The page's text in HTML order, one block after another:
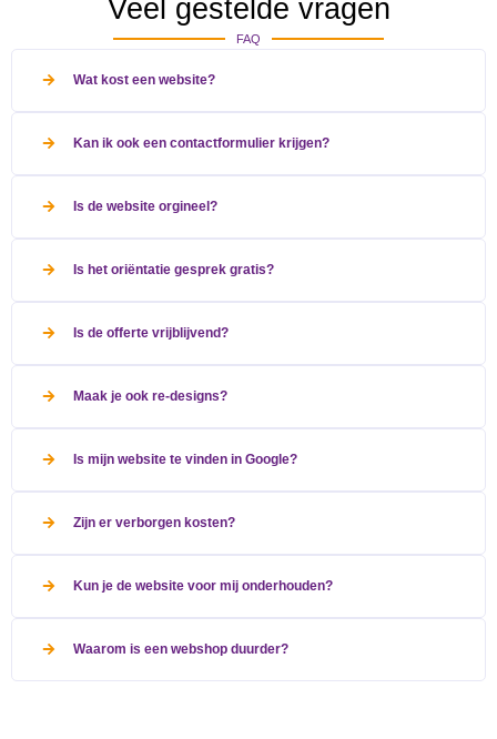
Veel gestelde vragen
FAQ
Wat kost een website?
Kan ik ook een contactformulier krijgen?
Is de website orgineel?
Is het oriëntatie gesprek gratis?
Is de offerte vrijblijvend?
Maak je ook re-designs?
Is mijn website te vinden in Google?
Zijn er verborgen kosten?
Kun je de website voor mij onderhouden?
Waarom is een webshop duurder?